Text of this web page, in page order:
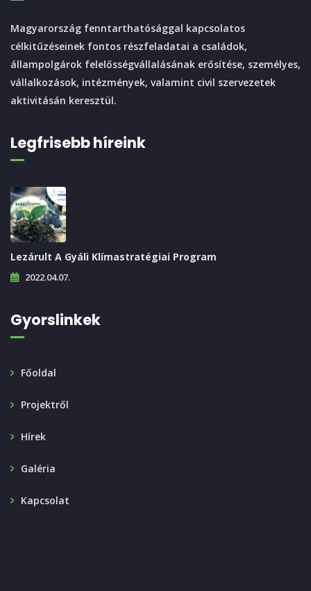
Magyarország fenntarthatósággal kapcsolatos
célkitűzéseinek fontos részfeladatai a családok,
állampolgárok felelősségvállalásának erősítése, személyes,
vállalkozások, intézmények, valamint civil szervezetek
aktivitásán keresztül.
Legfrisebb híreink
Lezárult A Gyáli Klímastratégiai Program
2022.04.07.
Gyorslinkek
Főoldal
Projektről
Hírek
Galéria
Kapcsolat